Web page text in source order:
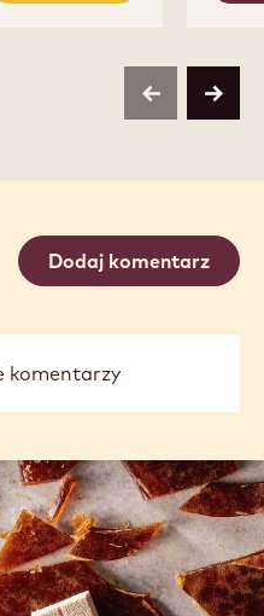
previousnext
Dodaj komentarz
komentarzy